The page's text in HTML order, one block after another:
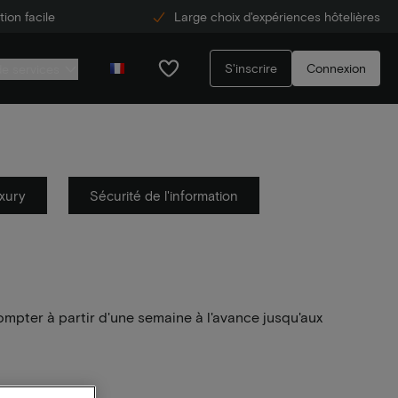
facile Large choix d'expériences hôtelières
S'inscrire Connexion
Sécurité de l'information
à partir d'une semaine à l'avance jusqu'aux